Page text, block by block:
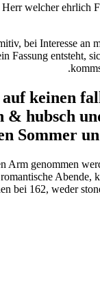
welcher ehrlich
bei Interesse an
Fassung entsteht,
keinen
hubsch
Sommer
genommen
bei 162, weder